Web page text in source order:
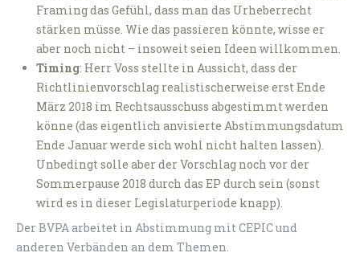
Framing das Gefühl, dass man das Urheberrecht
stärken müsse. Wie das passieren könnte, wisse er
aber noch nicht – insoweit seien Ideen willkommen.
Timing: Herr Voss stellte in Aussicht, dass der
Richtlinienvorschlag realistischerweise erst Ende
März 2018 im Rechtsausschuss abgestimmt werden
könne (das eigentlich anvisierte Abstimmungsdatum
Ende Januar werde sich wohl nicht halten lassen).
Unbedingt solle aber der Vorschlag noch vor der
Sommerpause 2018 durch das EP durch sein (sonst
wird es in dieser Legislaturperiode knapp).
Der BVPA arbeitet in Abstimmung mit CEPIC und
anderen Verbänden an dem Themen.